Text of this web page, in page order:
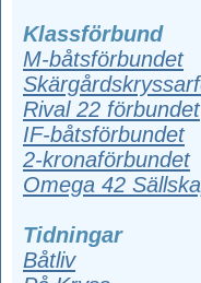
Klassförbund
M-båtsförbundet
Rival 22 förbundet
IF-båtsförbundet
2-kronaförbundet
Omega 42
Tidningar
Båtliv